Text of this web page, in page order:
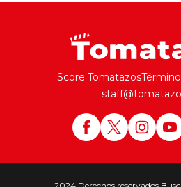
Score Tomatazos